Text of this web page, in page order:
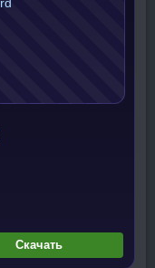
Скачать